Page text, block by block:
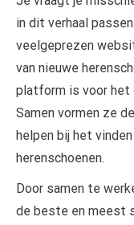
in dit verhaal
veelgeprezen
van nieuwe
platform is voor het
Samen vormen ze
helpen bij het
herenschoenen.
Door samen te
de beste en meest